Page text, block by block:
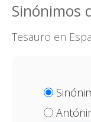
Sinónimos
Tesauro en